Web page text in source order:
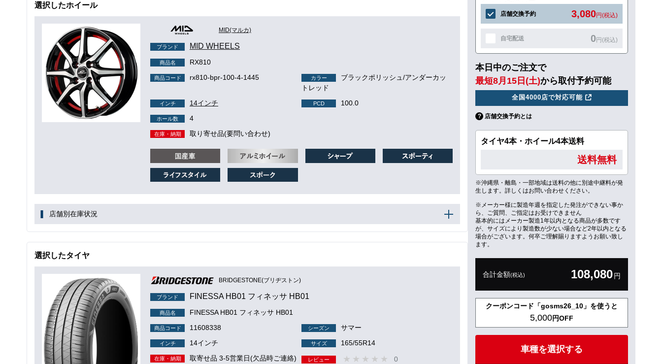
選択したホイール
MID(マルカ)
ブランド MID WHEELS
商品名 RX810
商品コード rx810-bpr-100-4-1445 カラー
ブラックポリッシュ/アンダーカッ
トレッド
インチ 14インチ PCD 100.0
ホール数 4
在庫・納期 取り寄せ品(要問い合わせ)
店舗別在庫状況
選択したタイヤ
BRIDGESTONE(ブリヂストン)
ブランド FINESSA HB01 フィネッサ HB01
商品名 FINESSA HB01 フィネッサ HB01
商品コード 11608338 シーズン サマー
インチ 14インチ サイズ 165/55R14
在庫・納期 取寄せ品 3-5営業日(欠品時ご連絡) レビュー 0
店舗交換予約 3,080円(税込)
自宅配送 0円(税込)
本日中のご注文で
最短8月15日(土)から取付予約可能
全国4000店で対応可能
店舗交換予約とは
タイヤ4本・ホイール4本送料
送料無料
※沖縄県・離島・一部地域は送料の他に別途中継料が発
生します。詳しくはお問い合わせください。
※メーカー様に製造年週を指定した発注ができない事か
ら、ご質問、ご指定はお受けできません
基本的にはメーカー製造1年以内となる商品が多数です
が、サイズにより製造数が少ない場合など2年以内となる
場合がございます。何卒ご理解賜りますようお願い致し
ます。
合計金額(税込) 108,080円
クーポンコード「gosms26_10」を使うと
5,000円OFF
車種を選択する